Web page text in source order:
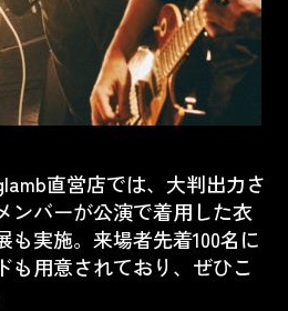
直営店では、大判出力さ
ンバーが公演で着用した衣
も実施。来場者先着100名に
も用意されており、ぜひこ